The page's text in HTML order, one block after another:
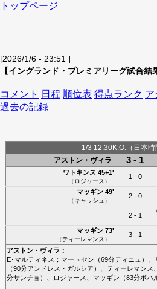
トップページ
[2026/1/6 - 23:51 ]
【イングランド・プレミアリーグ試合結
コメント 日程 順位表 得点ランク ア
過去の記録
1/3 12:30K.O.（日本時
アストン・ヴィラ
3 - 1
ワトキンス 45+1'
（ロジャース ）
1 - 0
マッギン49'
（キャッシュ ）
2 - 0
2 - 1
マッギン73'
（ティーレマンス ）
3 - 1
アストン・ヴィラ ：
E･マルティネス ； マートセン （69分ディニュ ）、
（90分アンドレス・ガルシア ）、 ティーレマンス
分サンチョ ）、 ロジャース マッギン （83分ボハ